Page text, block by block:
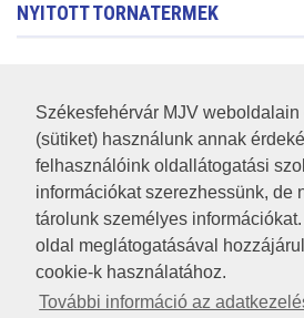
Székesfehérvár MJV weboldalain
(sütiket) használunk annak
felhasználóink oldallátogatási
információkat szerezhessünk, de
tárolunk személyes információkat.
oldal meglátogatásával
cookie-k használatához.
További információ az
NYITOTT TORNATERMEK
RSS
A HONLAP 2017.03.31-I ÁLLAPOTA
JOGI NYILATKOZAT
IMPRESSZUM